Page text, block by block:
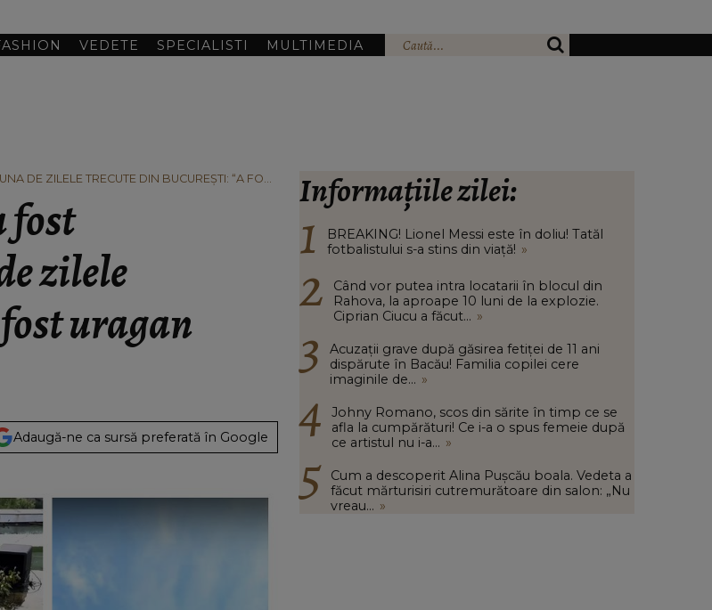
VEDETE SPECIALISTI MULTIMEDIA
DE ZILELE TRECUTE DIN BUCUREȘTI: “A FOST
zilele
uragan
Adaugă-ne ca sursă preferată în Google
Informațiile zilei:
BREAKING! Lionel Messi este în doliu! Tatăl
fotbalistului s-a stins din viață! »
Când vor putea intra locatarii în blocul din
Rahova, la aproape 10 luni de la explozie.
Ciprian Ciucu a făcut... »
Acuzații grave după găsirea fetiței de 11 ani
dispărute în Bacău! Familia copilei cere
imaginile de... »
Johny Romano, scos din sărite în timp ce se
afla la cumpărături! Ce i-a o spus femeie după
ce artistul nu i-a... »
Cum a descoperit Alina Pușcău boala. Vedeta a
făcut mărturisiri cutremurătoare din salon: „Nu
vreau... »